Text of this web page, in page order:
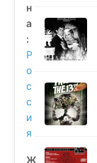
н
а
:
Р
о
с
с
и
я
Ж